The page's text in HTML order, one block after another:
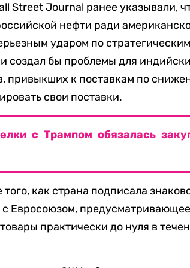
Street Journal ранее указывали,
нефти ради
ударом по стратегическим
создал бы проблемы для
привыкших к поставкам по
свои поставки.
с Трампом обязалась
как страна подписала
с Евросоюзом, предусматривающее
практически до нуля в